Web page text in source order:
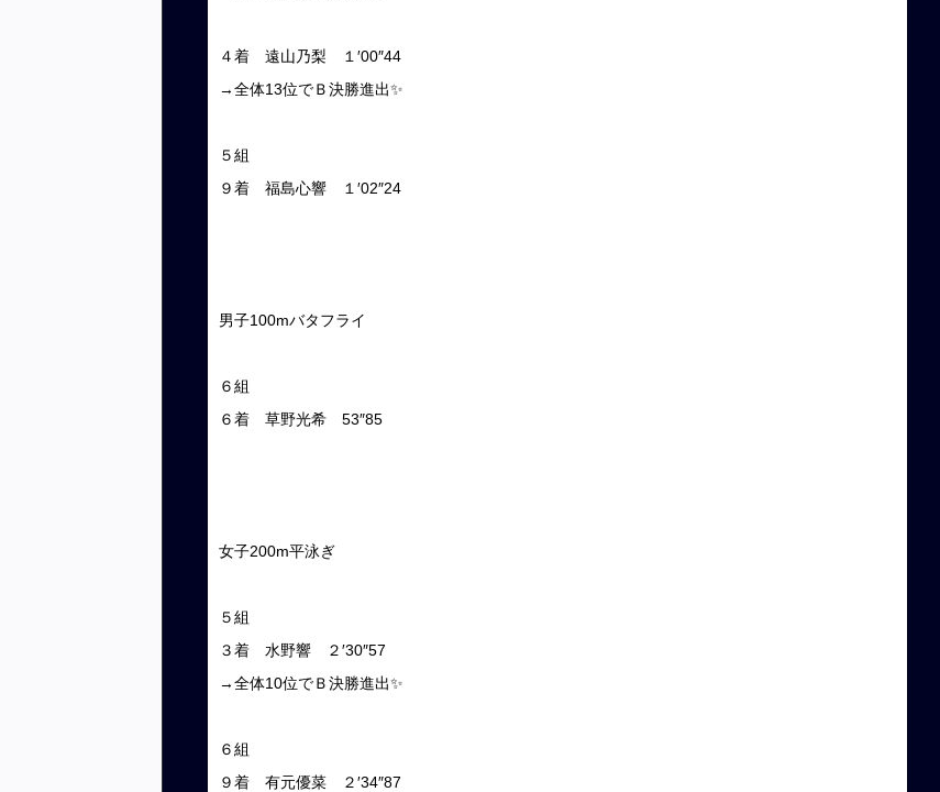
４着 遠山乃梨 １′00″44
→全体13位でＢ決勝進出✨
５組
９着 福島心響 １′02″24
男子100mバタフライ
６組
６着 草野光希 53″85
女子200m平泳ぎ
５組
３着 水野響 ２′30″57
→全体10位でＢ決勝進出✨
６組
９着 有元優菜 ２′34″87